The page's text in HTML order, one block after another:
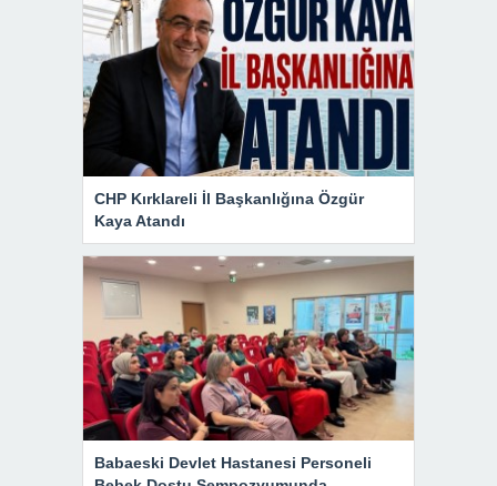
CHP Kırklareli İl Başkanlığına Özgür
Kaya Atandı
Babaeski Devlet Hastanesi Personeli